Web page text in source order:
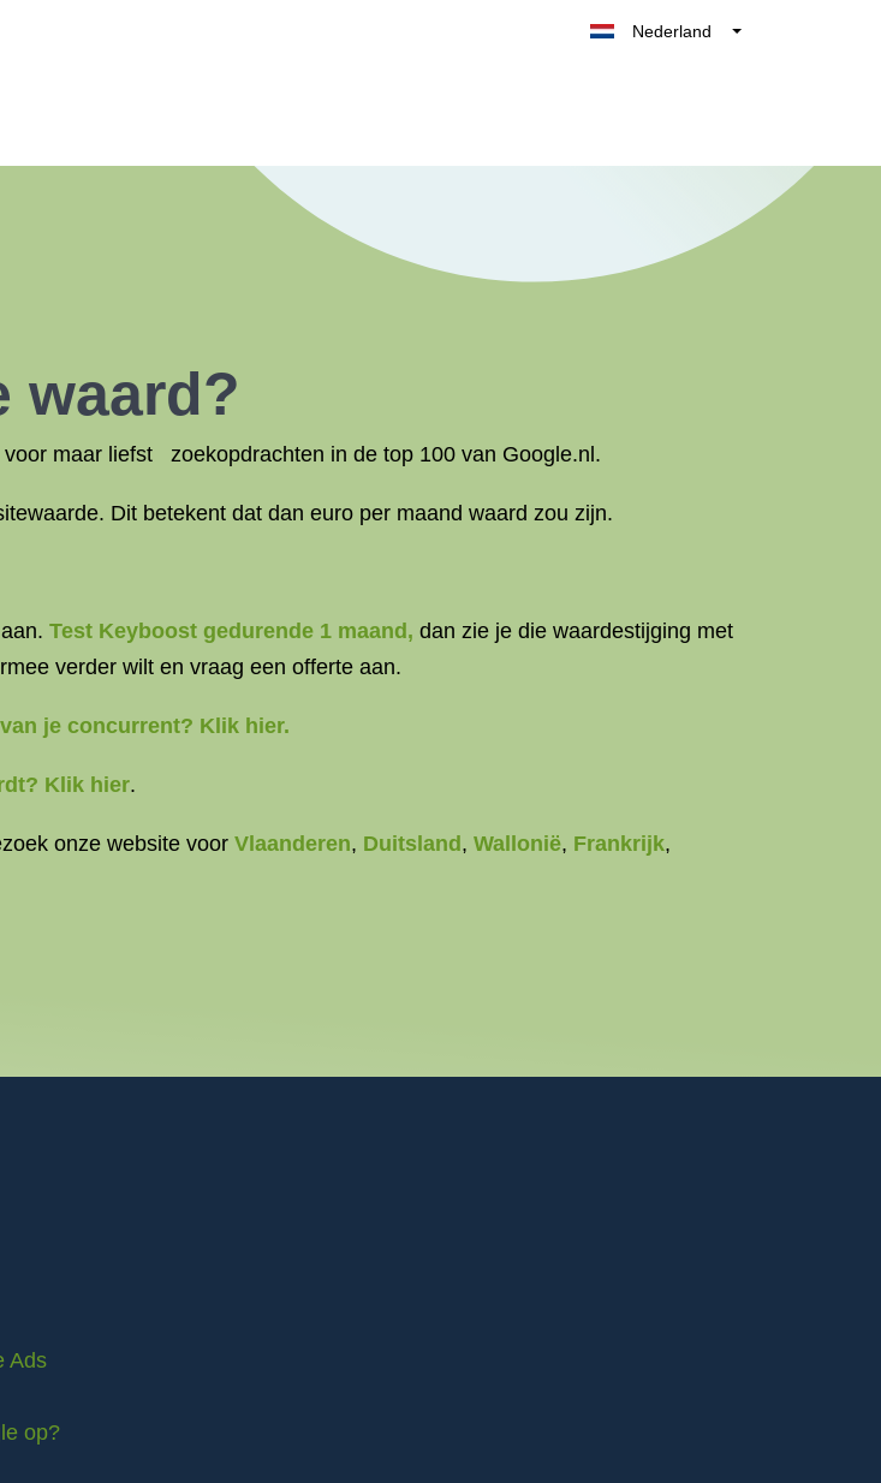
Nederland
España
waard?
maar liefst zoekopdrachten in de top 100 van Google.nl.
Dit betekent dat dan euro per maand waard zou zijn.
aan. Test Keyboost gedurende 1 maand, dan zie je die waardestijging met
verder wilt en vraag een offerte aan.
je concurrent? Klik hier.
Klik hier.
onze website voor Vlaanderen, Duitsland , Wallonië, Frankrijk,
Ads
op?